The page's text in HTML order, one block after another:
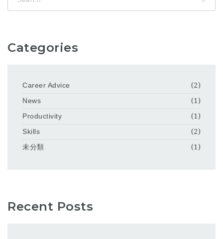
Categories
Career Advice
(2)
News
(1)
Productivity
(1)
Skills
(2)
未分類
(1)
Recent Posts